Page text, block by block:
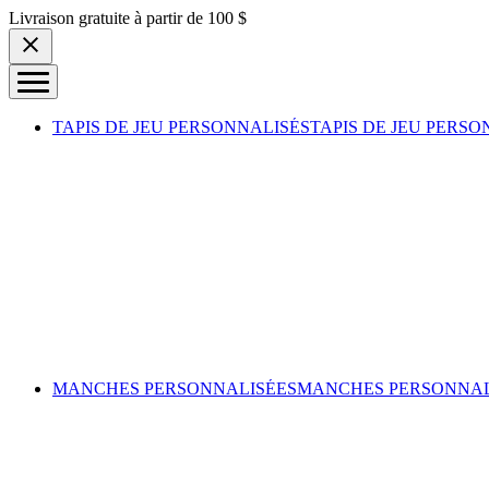
Skip to content
Livraison gratuite à partir de 100 $
TAPIS DE JEU PERSONNALISÉSTAPIS DE JEU
MANCHES PERSONNALISÉESMANCHES